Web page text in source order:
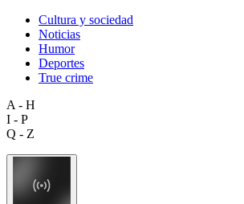
Cultura y sociedad
Noticias
Humor
Deportes
True crime
A - H
I - P
Q - Z